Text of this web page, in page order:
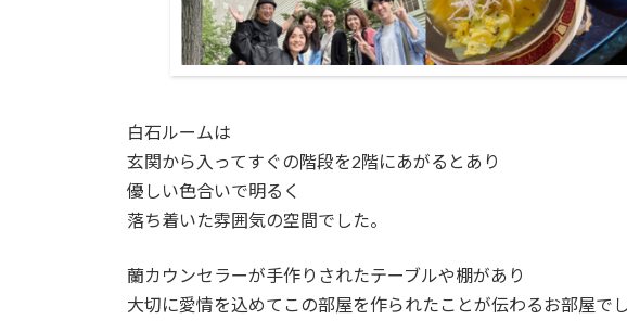
白石ルームは
玄関から入ってすぐの階段を2階にあがるとあり
優しい色合いで明るく
落ち着いた雰囲気の空間でした。
蘭カウンセラーが手作りされたテーブルや棚があり
大切に愛情を込めてこの部屋を作られたことが伝わるお部屋でし